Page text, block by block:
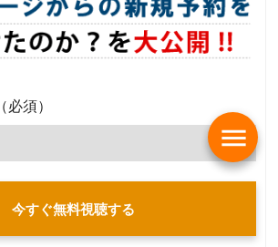
（必須）
今すぐ無料視聴する
menu